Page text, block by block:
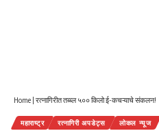
Home | रत्नागिरीत तब्ब्ल ५०० किलो ई-कचऱ्याचे संकलन!
महाराष्ट्र रत्नागिरी अपडेट्स लोकल न्यूज